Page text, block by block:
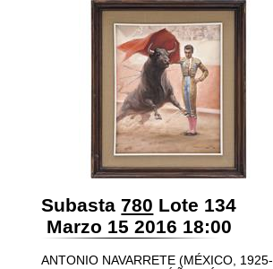
Subasta 780 Lote 134
Marzo 15 2016 18:00
ANTONIO NAVARRETE (MÉXICO, 1925-